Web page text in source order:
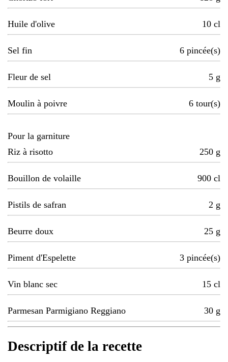
Huile d'olive 10 cl
Sel fin 6 pincée(s)
Fleur de sel 5 g
Moulin à poivre 6 tour(s)
Pour la garniture
Riz à risotto
250 g
Bouillon de volaille 900 cl
Pistils de safran 2 g
Beurre doux 25 g
Piment d'Espelette 3 pincée(s)
Vin blanc sec 15 cl
Parmesan Parmigiano Reggiano 30 g
Descriptif de la recette